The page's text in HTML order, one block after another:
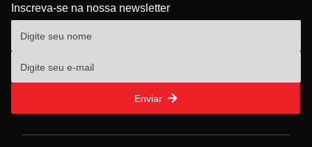
Inscreva-se na nossa newsletter
Enviar